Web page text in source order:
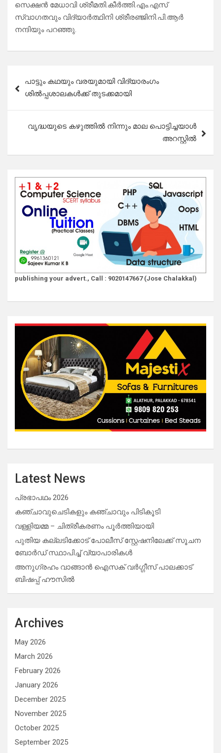
സെക്ഷൻ മേധാവി ശ്രീമതി.കീർത്തി.എം.എസ്
സ്വാഗതവും വിദ്യാർത്ഥിനി ശ്രീരഞ്ജിനി.പി.ആർ
നന്ദിയും പറഞ്ഞു.
navigation
പാട്ടും കഥയും വരയുമായി വിദ്യാരംഗം
ശിൽപ്പശാലകൾക്ക് തുടക്കമായി
വൃദ്ധയുടെ കഴുത്തിൽ നിന്നും മാല പൊട്ടിച്ചയാൾ
അറസ്റ്റിൽ
publishing your advert., Call : 9020147667 (Jose Chalakkal)
Latest News
പ്രഭാപഥം 2026
കഞ്ചാവുചെടികളും കഞ്ചാവും പിടികൂടി
വള്ളിയമ്മ – ചിത്രീകരണം പൂർത്തിയായി
പുതിയ കല്ലടിക്കോട് പോലീസ് സ്റ്റേഷനിലേക്ക് സൂചന
ബോർഡ് സ്ഥാപിച്ച് വ്യാപാരികൾ
അനുഗ്രഹം വാങ്ങാൻ ഐസക് വര്‍ഗ്ഗീസ് പാലക്കാട്
ബിഷപ്പ് ഹൗസില്‍
Archives
May 2026
March 2026
February 2026
January 2026
December 2025
November 2025
October 2025
September 2025